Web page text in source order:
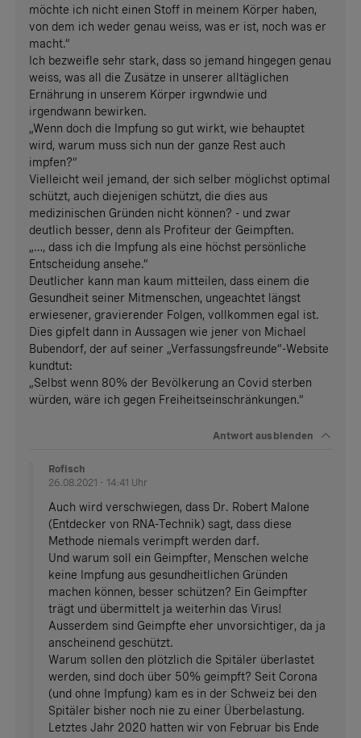
möchte ich nicht einen Stoff in meinem Körper haben,
von dem ich weder genau weiss, was er ist, noch was er
macht.“
Ich bezweifle sehr stark, dass so jemand hingegen genau
weiss, was all die Zusätze in unserer alltäglichen
Ernährung in unserem Körper irgwndwie und
irgendwann bewirken.
„Wenn doch die Impfung so gut wirkt, wie behauptet
wird, warum muss sich nun der ganze Rest auch
impfen?“
Vielleicht weil jemand, der sich selber möglichst optimal
schützt, auch diejenigen schützt, die dies aus
medizinischen Gründen nicht können? - und zwar
deutlich besser, denn als Profiteur der Geimpften.
„…, dass ich die Impfung als eine höchst persönliche
Entscheidung ansehe.“
Deutlicher kann man kaum mitteilen, dass einem die
Gesundheit seiner Mitmenschen, ungeachtet längst
erwiesener, gravierender Folgen, vollkommen egal ist.
Dies gipfelt dann in Aussagen wie jener von Michael
Bubendorf, der auf seiner „Verfassungsfreunde“-Website
kundtut:
„Selbst wenn 80% der Bevölkerung an Covid sterben
würden, wäre ich gegen Freiheitseinschränkungen.“
Antwortausblenden
Rofisch
26.08.2021 - 14:41 Uhr
Auch wird verschwiegen, dass Dr. Robert Malone
(Entdecker von RNA-Technik) sagt, dass diese
Methode niemals verimpft werden darf.
Und warum soll ein Geimpfter, Menschen welche
keine Impfung aus gesundheitlichen Gründen
machen können, besser schützen? Ein Geimpfter
trägt und übermittelt ja weiterhin das Virus!
Ausserdem sind Geimpfte eher unvorsichtiger, da ja
anscheinend geschützt.
Warum sollen den plötzlich die Spitäler überlastet
werden, sind doch über 50% geimpft? Seit Corona
(und ohne Impfung) kam es in der Schweiz bei den
Spitäler bisher noch nie zu einer Überbelastung.
Letztes Jahr 2020 hatten wir von Februar bis Ende